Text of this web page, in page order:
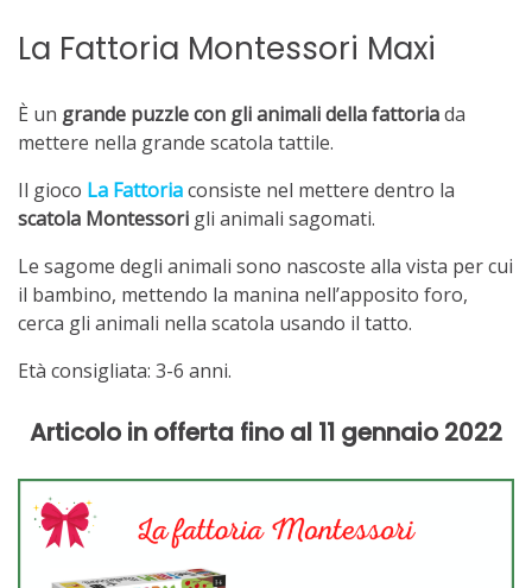
La Fattoria Montessori Maxi
È un grande puzzle con gli animali della fattoriada
mettere nella grande scatola tattile.
Il gioco La Fattoriaconsiste nel mettere dentro la
scatola Montessori gli animali sagomati.
Le sagome degli animali sono nascoste alla vista per cui
il bambino, mettendo la manina nell’apposito foro,
cerca gli animali nella scatola usando il tatto.
Età consigliata: 3-6 anni.
Articolo in offerta fino al 11 gennaio 2022